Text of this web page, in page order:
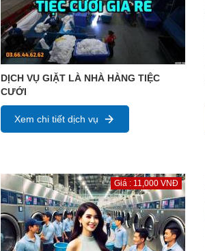
DỊCH VỤ GIẶT LÀ NHÀ HÀNG TIỆC
CƯỚI
Xem chi tiết dịch vụ
Giá : 11,000 VNĐ